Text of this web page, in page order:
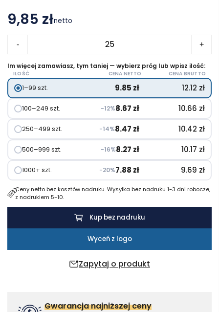
9,85 złnetto
-
worek
ze
sznurkiem
+
Zapytaj o produkt
Im więcej zamawiasz, tym taniej — wybierz próg lub wpisz ilość:
ILOŚĆ CENA NETTO CENA BRUTTO
1–99 szt. 9.85 zł 12.12 zł
100–249 szt. −12%8.67 zł 10.66 zł
250–499 szt. −14%8.47 zł 10.42 zł
500–999 szt. −16%8.27 zł 10.17 zł
1000+ szt. −20%7.88 zł 9.69 zł
Ceny netto bez kosztów nadruku. Wysyłka bez nadruku 1-3 dni robocze,
z nadrukiem 5-10.
Kup bez nadruku
Wyceń z logo
Gwarancja najniższej ceny